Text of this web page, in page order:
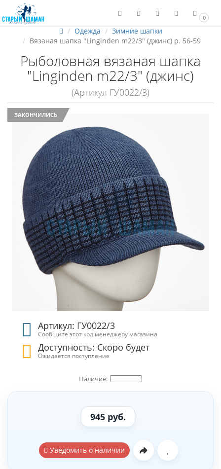
0
Одежда
Зимние шапки
Вязаная шапка "Linginden m22/3" (джинс) р. 56-59
Рыболовная вязаная шапка
"Linginden m22/3" (джинс)
(Артикул ГУ0022/3)
ЗАКОНЧИЛИСЬ
Артикул: ГУ0022/3
Сообщите этот код менеджеру магазина
Доступность: Скоро будет
Ожидается поступление
945 руб.
Уведомить о наличии